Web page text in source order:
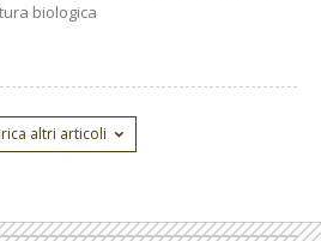
biologica
altri articoli